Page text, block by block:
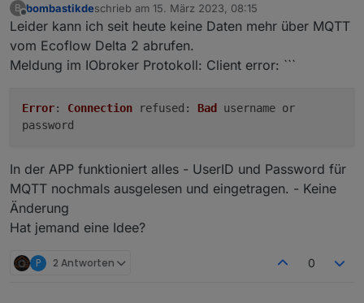
B
Offline
bombastikdeschrieb am 15. März 2023, 08:15
zuletzt editiert von
Leider kann ich seit heute keine Daten mehr über MQTT
vom Ecoflow Delta 2 abrufen.
Meldung im IObroker Protokoll: Client error: ```
Error: Connection refused : Bad
username or
password
In der APP funktioniert alles - UserID und Password für
MQTT nochmals ausgelesen und eingetragen. - Keine
Änderung
Hat jemand eine Idee?
P 2 Antworten 0